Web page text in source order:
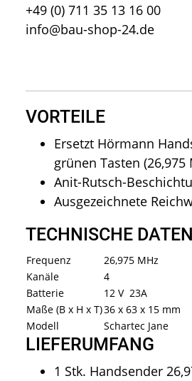
+49 (0) 711 35 13 16 00
info@bau-shop-24.de
VORTEILE
Ersetzt Hörmann
grünen Tasten (26,975
Anit-Rutsch-
Ausgezeichnete
TECHNISCHE DATEN
Frequenz
26,975 MHz
Kanäle
4
Batterie
12 V 23A
Maße (B x H x T)36 x 63 x 15 mm
Modell
Schartec Jane
LIEFERUMFANG
1 Stk. Handsender